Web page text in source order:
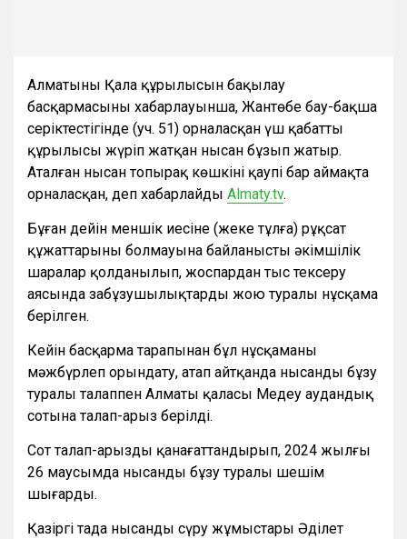
Алматының Қала құрылысын бақылау
басқармасының хабарлауынша, Жантөбе бау-бақша
серіктестігінде (уч. 51) орналасқан үш қабатты
құрылысы жүріп жатқан нысан бұзып жатыр.
Аталған нысан топырақ көшкіні қаупі бар аймақта
орналасқан, деп хабарлайды Аlmaty.tv.
Бұған дейін меншік иесіне (жеке тұлға) рұқсат
құжаттарының болмауына байланысты әкімшілік
шаралар қолданылып, жоспардан тыс тексеру
аясында заңбұзушылықтарды жою туралы нұсқама
берілген.
Кейін басқарма тарапынан бұл нұсқаманы
мәжбүрлеп орындату, атап айтқанда нысанды бұзу
туралы талаппен Алматы қаласы Медеу аудандық
сотына талап-арыз берілді.
Сот талап-арызды қанағаттандырып, 2024 жылғы
26 маусымда нысанды бұзу туралы шешім
шығарды.
Қазіргі таңда нысанды сүру жұмыстары Әділет